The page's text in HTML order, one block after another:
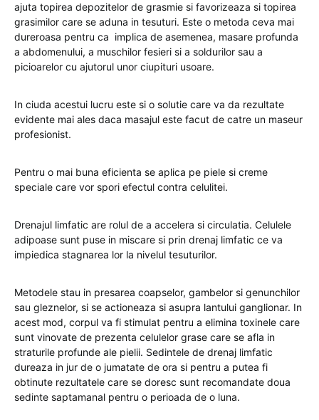
ajuta topirea depozitelor de grasmie si favorizeaza si topirea
grasimilor care se aduna in tesuturi. Este o metoda ceva mai
dureroasa pentru ca implica de asemenea, masare profunda
a abdomenului, a muschilor fesieri si a soldurilor sau a
picioarelor cu ajutorul unor ciupituri usoare.
In ciuda acestui lucru este si o solutie care va da rezultate
evidente mai ales daca masajul este facut de catre un maseur
profesionist.
Pentru o mai buna eficienta se aplica pe piele si creme
speciale care vor spori efectul contra celulitei.
Drenajul limfatic are rolul de a accelera si circulatia. Celulele
adipoase sunt puse in miscare si prin drenaj limfatic ce va
impiedica stagnarea lor la nivelul tesuturilor.
Metodele stau in presarea coapselor, gambelor si genunchilor
sau gleznelor, si se actioneaza si asupra lantului ganglionar. In
acest mod, corpul va fi stimulat pentru a elimina toxinele care
sunt vinovate de prezenta celulelor grase care se afla in
straturile profunde ale pielii. Sedintele de drenaj limfatic
dureaza in jur de o jumatate de ora si pentru a putea fi
obtinute rezultatele care se doresc sunt recomandate doua
sedinte saptamanal pentru o perioada de o luna.